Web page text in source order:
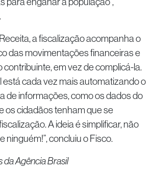
a fiscalização acompanha o
das movimentações financeiras e
contribuinte, em vez de complicá-la.
está cada vez mais automatizando o
de informações, como os dados do
os cidadãos tenham que se
A ideia é simplificar, não
ninguém!”, concluiu o Fisco.
Agência Brasil